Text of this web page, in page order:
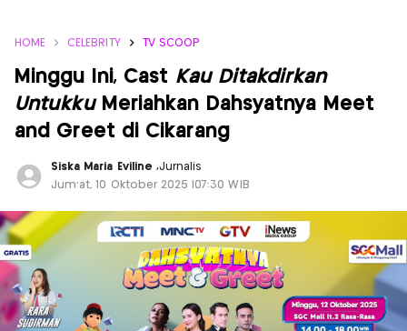
HOME CELEBRITY TV SCOOP
Minggu Ini, Cast Kau Ditakdirkan
UntukkuMeriahkan Dahsyatnya Meet
and Greet di Cikarang
Siska Maria Eviline ,Jurnalis
Jum'at, 10 Oktober 2025 |07:30 WIB